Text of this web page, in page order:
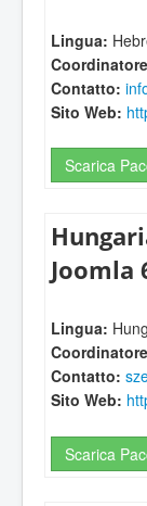
Lingua:
Contatto:
Sito Web:
Scarica
Joomla
Lingua:
Contatto:
Sito Web:
Scarica